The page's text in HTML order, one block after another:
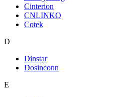
Cinterion
CNLINKO
Cotek
D
Dinstar
Dosinconn
E